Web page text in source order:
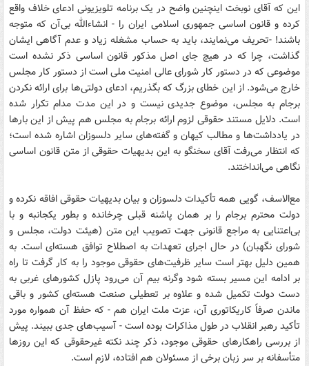
این که آقای نوبخت اینچنین واضح در یک برنامه تلویزیونی ادعای خلاف واقع
کرده و قانون اساسی جمهوری اسلامی ایران را - انشاءالله بی‌آن که متوجه
باشند! -تحریف می‌نمایند، باید به حساب مشغله زیاد و عدم آگاهی ایشان
گذاشت، چرا که در هیچ جای اصل مذکور قانون اساسی ذکر نشده است
موضوعی که در دستور کار شورای عالی امنیت ملی است از دستور کار مجلس
خارج می‌شود. از این خطای بزرگ که بگذریم، ادعای دولتی‌ها برای ارائه نکردن
برجام به مجلس، موضوع جدیدی نیست و در این مدت مدام تکرار شده
است. دلایل مستند حقوقی لزوم ارائه برجام به مجلس هم پیش از این بارها
در یادداشت‌ها و مطالب کیهان و گفته‌های سایر دلسوزان اشاره شده است؛
که انتظار می‌رفت آقای سخنگو به این بدیهیات حقوقی از متن قانون اساسی
نگاهی می‌انداختند.
مع‌الاسف، گویی همه تأکیدات دلسوزان و بیان بدیهیات حقوقی افاقه نکرده و
دولت محترم برجام را بر همان پاشنه قبلی چرخانده و بطور یکجانبه و با
بی‌اعتنایی به مراجع قانونی جهت تصویب این متن (هیئت دولت، مجلس و
شورای نگهبان) در حال اجرای تعهدات به اصطلاح توافق هسته‌ای است. به
همین دلیل بهتر است سایر ظرفیت‌های حقوقی موجود را به کار گرفت تا راه
بر ادامه این مسیر بسته شود وگرنه بیم آن می‌رود پازل کشورهای غربی به
دست دولت تکمیل شده و علاوه بر تعطیلی صنعت هسته‌ای کشور و باقی
ماندن صرفاً کاریکاتوری آن، عزت ملت ایران هم - که حفظ آن همواره مورد
تأکید رهبر انقلاب در طول مذاکرات بوده است - آسیب‌های جدی ببیند. پیش
از بررسی راهکارهای حقوقی موجود، ذکر چند نکته غیرحقوقی که این روزها
متأسفانه بر سر زبان برخی از مسئولان هم افتاده، لازم است.